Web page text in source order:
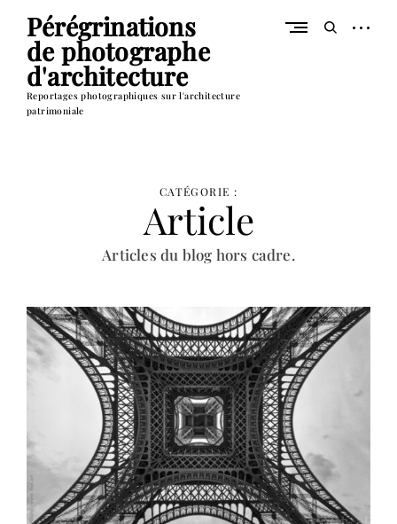
content
Pérégrinations
de photographe
d'architecture
Reportages photographiques sur l'architecture
patrimoniale
Ouvrez
open
CATÉGORIE :
Article
Articles du blog hors cadre.